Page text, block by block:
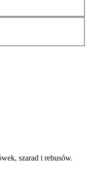
szarad i rebusów.